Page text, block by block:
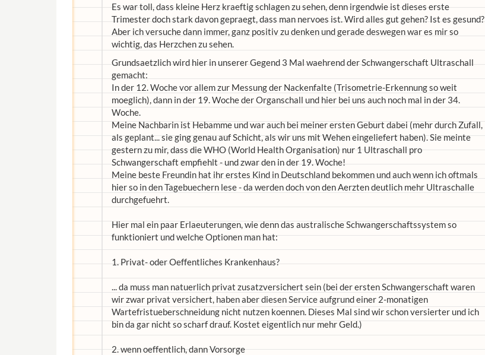
Es war toll, dass kleine Herz kraeftig schlagen zu sehen, denn irgendwie ist dieses erste
Trimester doch stark davon gepraegt, dass man nervoes ist. Wird alles gut gehen? Ist es gesund?
Aber ich versuche dann immer, ganz positiv zu denken und gerade deswegen war es mir so
wichtig, das Herzchen zu sehen.
Grundsaetzlich wird hier in unserer Gegend 3 Mal waehrend der Schwangerschaft Ultraschall
gemacht:
In der 12. Woche vor allem zur Messung der Nackenfalte (Trisometrie-Erkennung so weit
moeglich), dann in der 19. Woche der Organschall und hier bei uns auch noch mal in der 34.
Woche.
Meine Nachbarin ist Hebamme und war auch bei meiner ersten Geburt dabei (mehr durch Zufall,
als geplant... sie ging genau auf Schicht, als wir uns mit Wehen eingeliefert haben). Sie meinte
gestern zu mir, dass die WHO (World Health Organisation) nur 1 Ultraschall pro
Schwangerschaft empfiehlt - und zwar den in der 19. Woche!
Meine beste Freundin hat ihr erstes Kind in Deutschland bekommen und auch wenn ich oftmals
hier so in den Tagebuechern lese - da werden doch von den Aerzten deutlich mehr Ultraschalle
durchgefuehrt.
Hier mal ein paar Erlaeuterungen, wie denn das australische Schwangerschaftssystem so
funktioniert und welche Optionen man hat:
1. Privat- oder Oeffentliches Krankenhaus?
... da muss man natuerlich privat zusatzversichert sein (bei der ersten Schwangerschaft waren
wir zwar privat versichert, haben aber diesen Service aufgrund einer 2-monatigen
Wartefristueberschneidung nicht nutzen koennen. Dieses Mal sind wir schon versierter und ich
bin da gar nicht so scharf drauf. Kostet eigentlich nur mehr Geld.)
2. wenn oeffentlich, dann Vorsorge